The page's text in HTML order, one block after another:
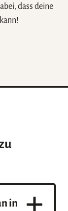
dass deine
in